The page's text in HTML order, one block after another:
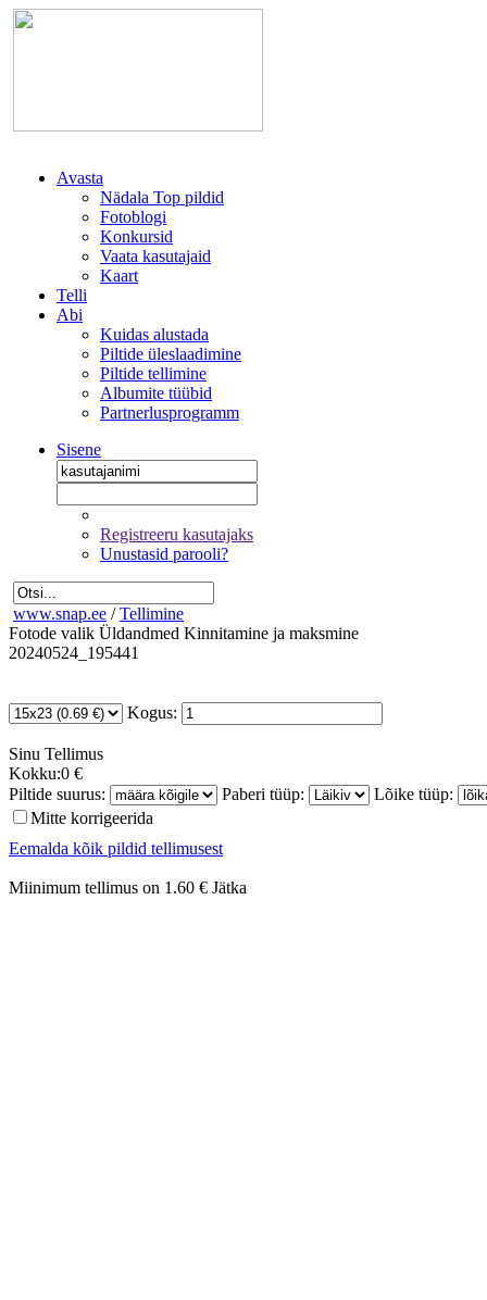
Avasta
Nädala Top pildid
Fotoblogi
Konkursid
Vaata kasutajaid
Kaart
Telli
Abi
Kuidas alustada
Piltide üleslaadimine
Piltide tellimine
Albumite tüübid
Partnerlusprogramm
Sisene
Registreeru kasutajaks
Unustasid parooli?
www.snap.ee / Tellimine
Fotode valik Üldandmed Kinnitamine ja maksmine
20240524_195441
Kogus:
Sinu Tellimus
Kokku:0 €
Piltide suurus:
Paberi tüüp:
Lõike tüüp:
Mitte korrigeerida
Eemalda kõik pildid tellimusest
Miinimum tellimus on 1.60 € Jätka